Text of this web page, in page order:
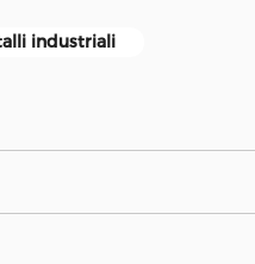
industriali